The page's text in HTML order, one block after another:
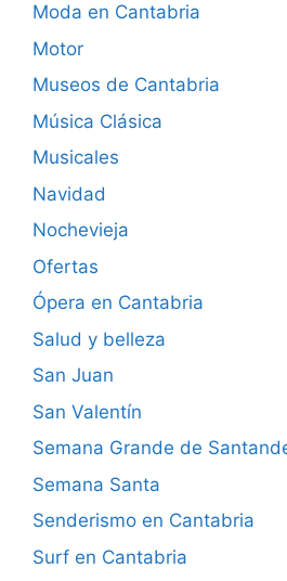
Moda en Cantabria
Motor
Museos de Cantabria
Música Clásica
Musicales
Navidad
Nochevieja
Ofertas
Ópera en Cantabria
Salud y belleza
San Juan
San Valentín
Semana Grande de
Semana Santa
Senderismo en Cantabria
Surf en Cantabria